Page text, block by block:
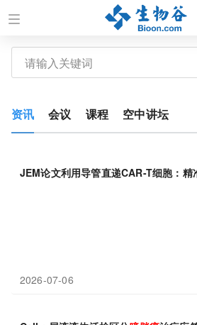
资讯 会议 课程 空中讲坛
JEM论文利用导管直递CAR-T细胞：精
2026-07-06